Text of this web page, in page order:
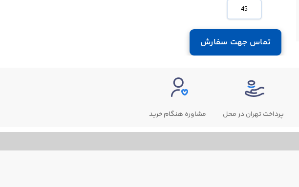
45
تماس جهت سفارش
پرداخت تهران در محل مشاوره هنگام خرید